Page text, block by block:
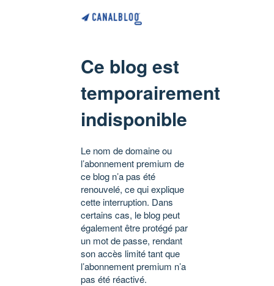
Ce blog est
temporairement
indisponible
Le nom de domaine ou
l’abonnement premium de
ce blog n’a pas été
renouvelé, ce qui explique
cette interruption. Dans
certains cas, le blog peut
également être protégé par
un mot de passe, rendant
son accès limité tant que
l’abonnement premium n’a
pas été réactivé.